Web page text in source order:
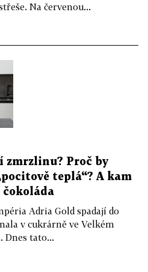
Na červenou...
zmrzlinu? Proč by
teplá“? A kam
čokoláda
Adria Gold spadají do
v cukrárně ve Velkém
Dnes tato...